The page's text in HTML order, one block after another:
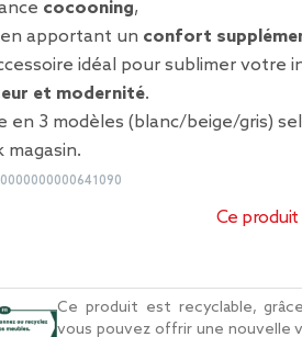
cocooning,
apportant un confort
idéal pour sublimer votre
et modernité.
en 3 modèles (blanc/beige/gris)
magasin.
Ce produit
Ce produit est recyclable,
vous pouvez offrir une nouvelle